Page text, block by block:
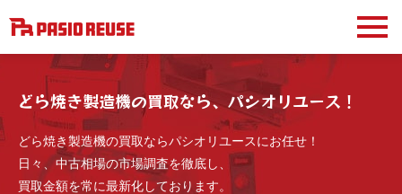
どら焼き製造機の買取なら、パシオリユース！
どら焼き製造機の買取ならパシオリユースにお任せ！
日々、中古相場の市場調査を徹底し、
買取金額を常に最新化しております。